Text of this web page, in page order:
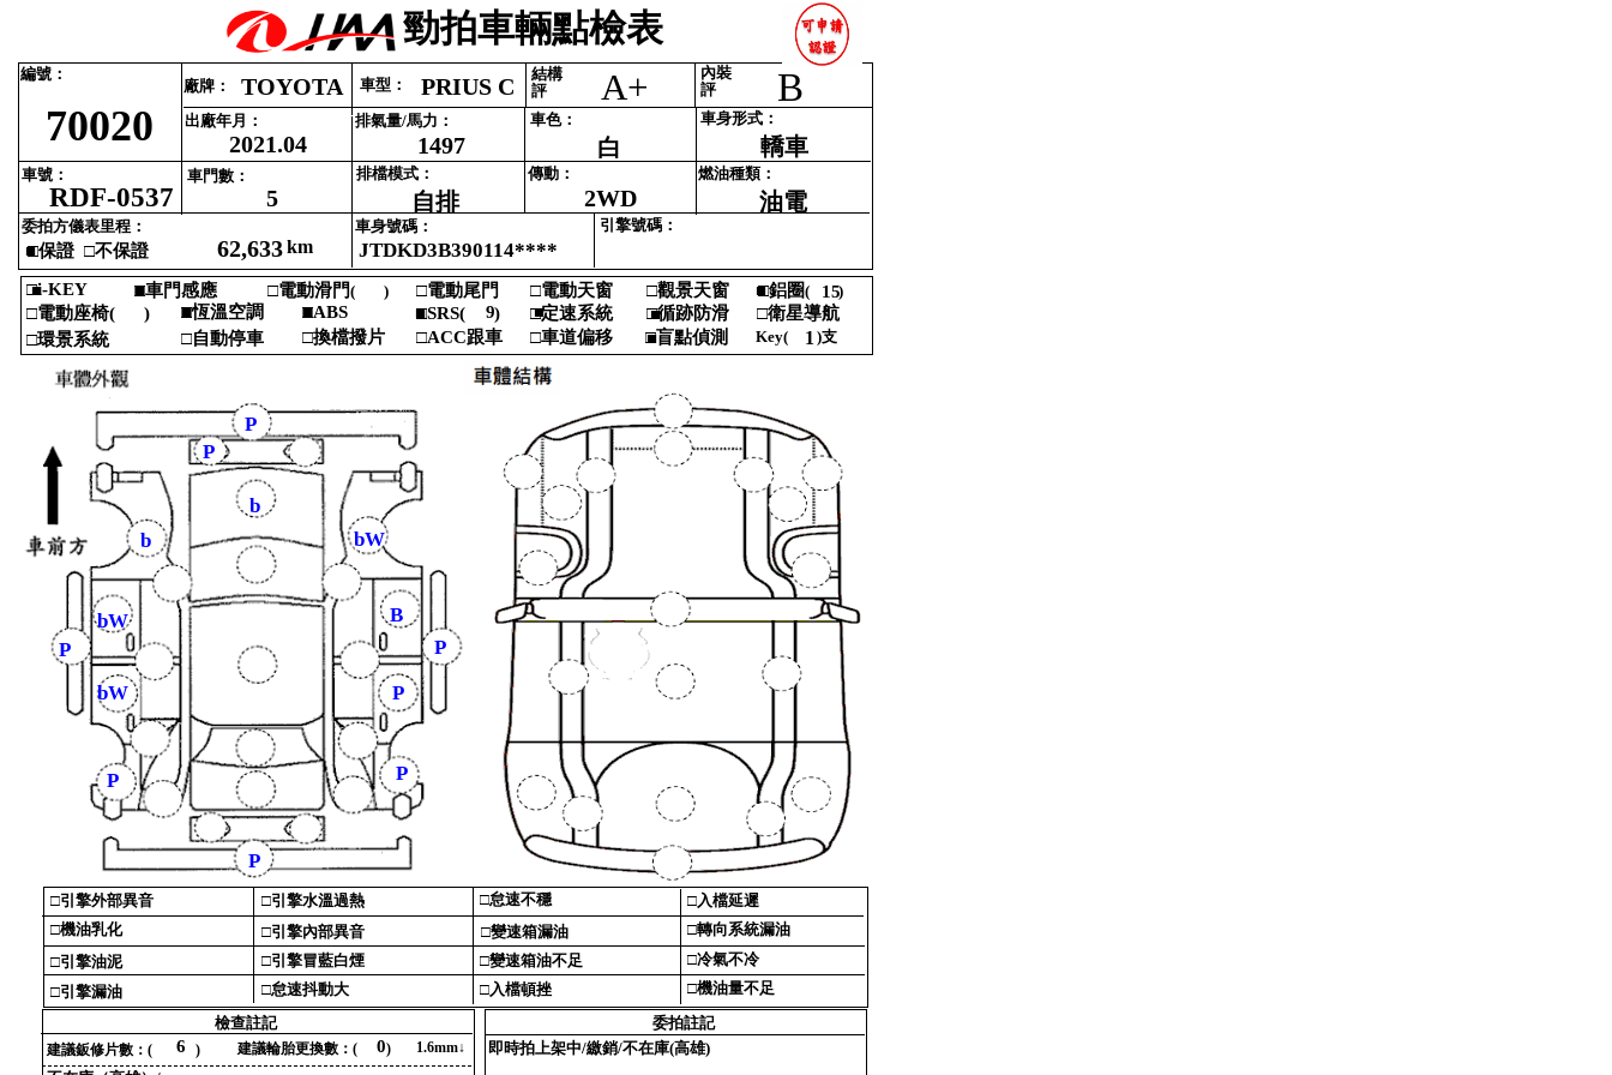
□‎變速箱漏油‎
勁拍車輛點檢表‎
編號‎ ：‎
車號‎ ：‎
廠牌‎ ：‎
傳動‎ ：‎
車色‎：‎
車門數‎ ：‎
車型‎ ：‎
排檔模式‎ ：‎
車身形式‎ ：‎
出廠年月‎ ：‎ 排氣量‎/‎馬力‎ ：‎
燃油種類‎：‎
委拍方儀表里程‎ ：‎ 車身號碼‎ ：‎
□‎保證 ‎ □‎不保證‎
結構‎
評‎
內裝‎
評‎
□‎恆溫空調‎
引擎號碼‎ ：‎
70020
TOYOTA
2WD
白
5
RDF-0537
PRIUS C
自排
轎車
2021.04 1497
油電
62,633km JTDKD3B390114****
■
■
■
■
6 0
P
P
b
b
bW
bW
B
P
P
bW
P
P P
P
A+ B
■
□ABS‎ □SRS‎(‎ ‎)‎
□‎電動座椅‎(‎ )‎
□‎電動天窗‎ □‎鋁圈‎(‎ ‎)‎
□‎衛星導航 ‎
9
檢查註記‎
□‎怠速抖動大‎
□‎引擎內部異音‎
□‎引擎水溫過熱‎
□‎機油量不足‎
□‎引擎外部異音‎
□‎引擎漏油‎
□‎怠速不穩‎
□‎機油乳化‎
□‎入檔頓挫‎
□‎轉向系統漏油‎
□‎變速箱油不足‎
□‎入檔延遲‎
1‎.‎6‎mm↓‎
委拍註記‎
建議鈑修片數‎ ：‎ (‎ ‎ )‎ 建議輪胎更換數‎ ：‎ (‎ ‎)‎
Key‎(‎ ‎ )‎支‎
1
即時拍上架中/繳銷/不在庫(高雄)
□‎引擎油泥‎ □‎引擎冒藍白煙‎ □‎冷氣不冷‎
□‎電動滑門‎(‎ )‎ □‎電動尾門‎ □‎觀景天窗‎
□‎定速系統‎ □‎循跡防滑‎
□i‎-‎KEY‎
■‎
■‎
■‎ □‎車門感應‎
□‎換檔撥片‎ □ACC‎跟車‎ □‎盲點偵測‎
■
■
□‎環景系統‎ □‎車道偏移‎
□‎自動停車‎
15